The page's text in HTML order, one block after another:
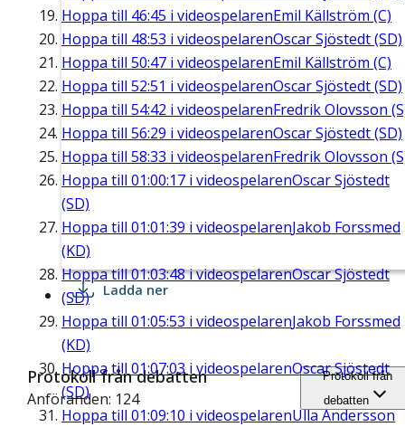
Hoppa till 46:45 i videospelarenEmil Källström (C)
Hoppa till 48:53 i videospelarenOscar Sjöstedt (SD)
Hoppa till 50:47 i videospelarenEmil Källström (C)
Hoppa till 52:51 i videospelarenOscar Sjöstedt (SD)
Hoppa till 54:42 i videospelarenFredrik Olovsson
Hoppa till 56:29 i videospelarenOscar Sjöstedt (SD)
Hoppa till 58:33 i videospelarenFredrik Olovsson
Hoppa till 01:00:17 i videospelarenOscar Sjöstedt
(SD)
Hoppa till 01:01:39 i videospelarenJakob Forssmed
(KD)
Hoppa till01:03:48i videospelarenOscar Sjöstedt
(SD)
Hoppa till 01:05:53 i videospelarenJakob Forssmed
(KD)
Hoppa till 01:07:03 i videospelarenOscar Sjöstedt
(SD)
Hoppa till 01:09:10 i videospelarenUlla Andersson
Ladda ner
Protokoll från debatten
Anföranden: 124
Protokoll från
debatten